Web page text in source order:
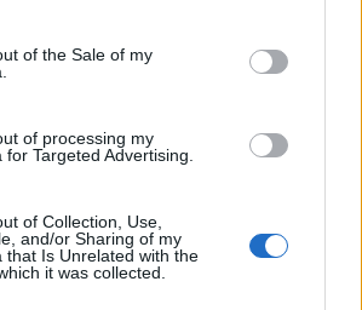
of the Sale of my
of processing my
Targeted Advertising.
of Collection, Use,
and/or Sharing of my
that Is Unrelated with the
it was collected.